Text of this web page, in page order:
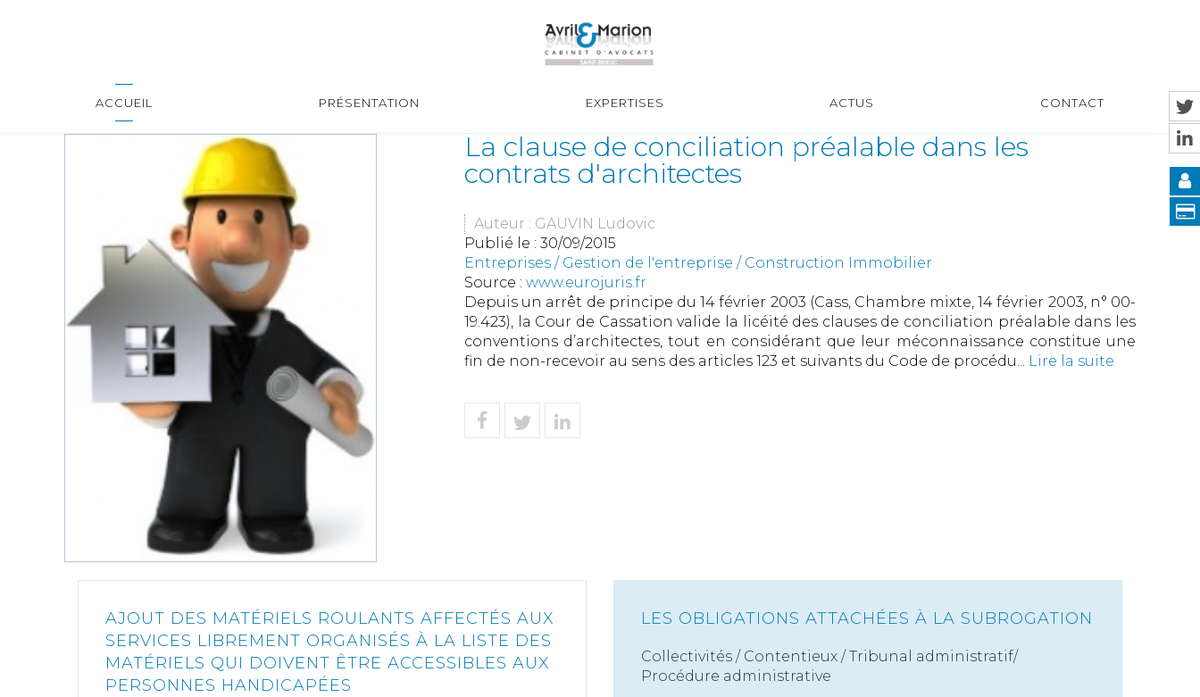
ACCUEIL PRÉSENTATION EXPERTISES ACTUS CONTACT
La clause de conciliation préalable dans les
contrats d'architectes
Auteur : GAUVIN Ludovic
Publié le : 30/09/2015
Entreprises / Gestion de l'entreprise / Construction Immobilier
Source : www.eurojuris.fr
Depuis un arrêt de principe du 14 février 2003 (Cass, Chambre mixte, 14 février 2003, n° 00-
19.423), la Cour de Cassation valide la licéité des clauses de conciliation préalable dans les
conventions d’architectes, tout en considérant que leur méconnaissance constitue une
fin de non-recevoir au sens des articles 123 et suivants du Code de procédu... Lire la suite
AJOUT DES MATÉRIELS ROULANTS AFFECTÉS AUX
SERVICES LIBREMENT ORGANISÉS À LA LISTE DES
MATÉRIELS QUI DOIVENT ÊTRE ACCESSIBLES AUX
PERSONNES HANDICAPÉES
LES OBLIGATIONS ATTACHÉES À LA SUBROGATION
Collectivités / Contentieux /Tribunal administratif/
Procédure administrative